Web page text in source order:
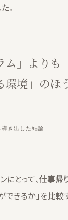
。
ム」よりも
環境」のほ
き出した結論
とって、仕事帰
できるか」を比較